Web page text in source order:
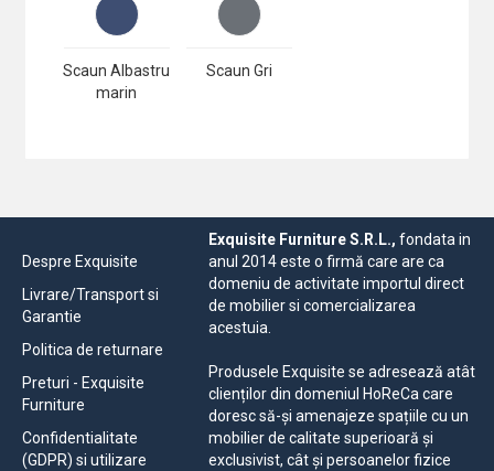
Scaun Albastru
marin
Scaun Gri
Despre Exquisite
Livrare/Transport si
Garantie
Politica de returnare
Preturi - Exquisite
Furniture
Confidentialitate
(GDPR) si utilizare
Exquisite Furniture S.R.L.,fondata in
anul 2014 este o firmă care are ca
domeniu de activitate importul direct
de mobilier si comercializarea
acestuia.
Produsele Exquisite se adresează atât
clienților din domeniul HoReCa care
doresc să-și amenajeze spațiile cu un
mobilier de calitate superioară și
exclusivist, cât și persoanelor fizice